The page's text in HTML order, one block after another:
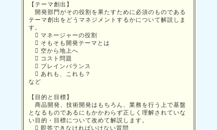
【テーマ創出】
開発部門がその役割を果たすために必須のものである
テーマ創出をどうマネジメントするかについて解説しま
す。
 マネージャーの役割
 そもそも開発テーマとは
 空から地上へ
 コスト問題
 ブレインバランス
 あれも、これも？
など
【目的と目標】
商品開発、技術開発はもちろん、業務を行う上で基盤
となるものであるにもかかわらず正しく理解されていな
い目的・目標について改めて解説します。
 即答できなければいけない質問